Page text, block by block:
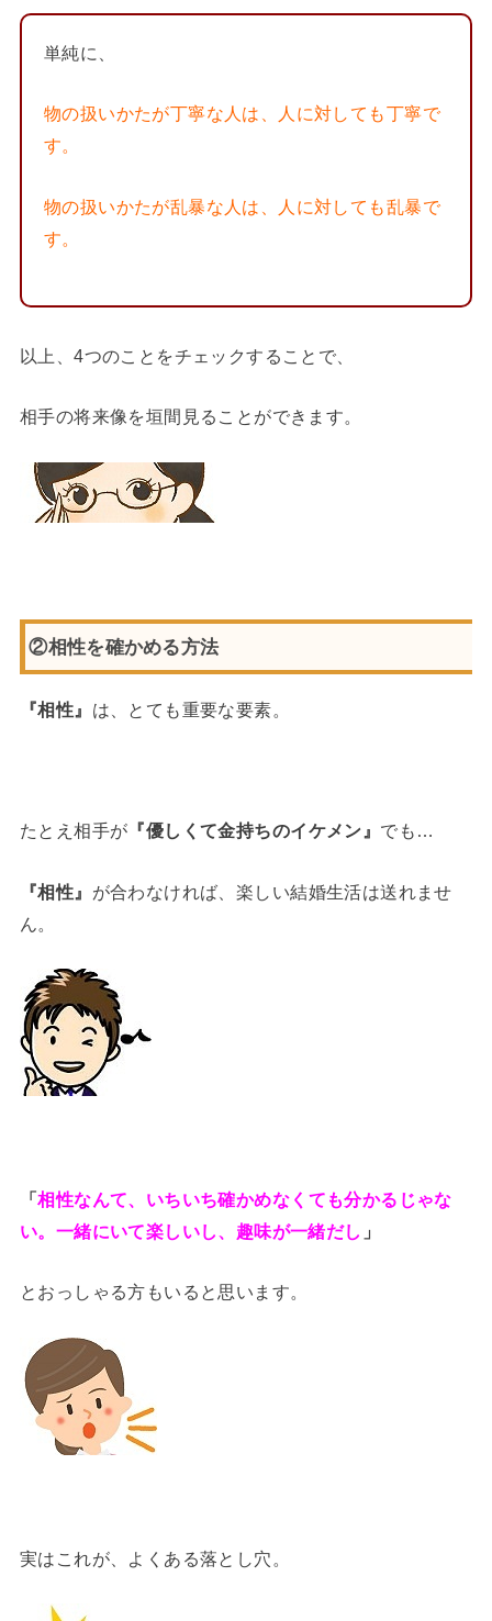
単純に、
物の扱いかたが丁寧な人は、人に対しても丁寧で
す。
物の扱いかたが乱暴な人は、人に対しても乱暴で
す。
以上、4つのことをチェックすることで、
相手の将来像を垣間見ることができます。
②相性を確かめる方法
『相性』 は、とても重要な要素。
たとえ相手が 『優しくて金持ちのイケメン』 でも…
『相性』 が合わなければ、楽しい結婚生活は送れませ
ん。
「相性なんて、いちいち確かめなくても分かるじゃな
い。一緒にいて楽しいし、趣味が一緒だし 」
とおっしゃる方もいると思います。
実はこれが、よくある落とし穴。